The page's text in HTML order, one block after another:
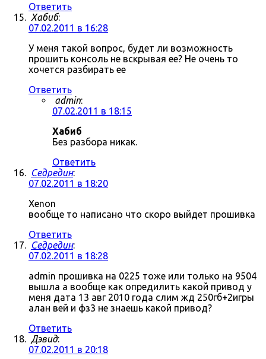
Ответить
Хабиб:
07.02.2011 в 16:28
У меня такой вопрос, будет ли возможность
прошить консоль не вскрывая ее? Не очень то
хочется разбирать ее
Ответить
admin:
07.02.2011 в 18:15
Хабиб
Без разбора никак.
Ответить
Седредин:
07.02.2011 в 18:20
Xenon
вообще то написано что скоро выйдет прошивка
Ответить
Седредин:
07.02.2011 в 18:28
admin прошивка на 0225 тоже или только на 9504
вышла а вообще как опредилить какой привод у
меня дата 13 авг 2010 года слим жд 250гб+2игры
алан вей и фз3 не знаешь какой привод?
Ответить
Дэвид:
07.02.2011 в 20:18